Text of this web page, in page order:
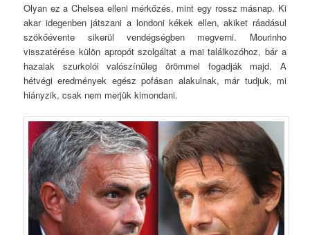
Olyan ez a Chelsea elleni mérkőzés, mint egy rossz másnap. Ki
akar idegenben játszani a londoni kékek ellen, akiket ráadásul
szökőévente sikerül vendégségben megverni. Mourinho
visszatérése külön apropót szolgáltat a mai találkozóhoz, bár a
hazaiak szurkolói valószínűleg örömmel fogadják majd. A
hétvégi eredmények egész pofásan alakulnak, már tudjuk, mi
hiányzik, csak nem merjük kimondani.